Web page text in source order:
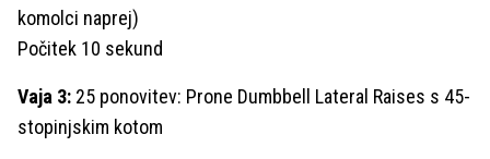
komolci naprej)
Počitek 10 sekund
Vaja 3: 25 ponovitev: Prone Dumbbell Lateral Raises s 45-
stopinjskim kotom